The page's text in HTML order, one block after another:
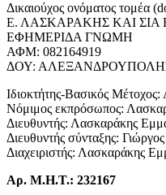
Δικαιούχος ονόματος τομέα
Ε. ΛΑΣΚΑΡΑΚΗΣ ΚΑΙ ΣΙΑ
ΕΦΗΜΕΡΙΔΑ ΓΝΩΜΗ
ΑΦΜ: 082164919
ΔΟΥ:
Ιδιοκτήτης-Βασικός
Νόμιμος εκπρόσωπος:
Διευθυντής: Λασκαράκης
Διευθυντής σύνταξης:
Διαχειριστής: Λασκαράκης
Αρ. Μ.Η.Τ.: 232167